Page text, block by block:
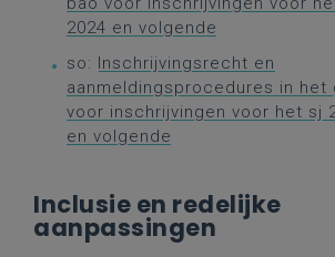
2024 en volgende
so: Inschrijvingsrecht en
aanmeldingsprocedures in het
voor inschrijvingen voor het sj
en volgende
Inclusie en redelijke
aanpassingen